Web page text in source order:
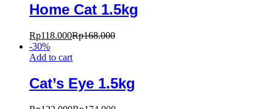
Home Cat 1.5kg
Rp118.000Rp168.000
-30%
Add to cart
Cat’s Eye 1.5kg